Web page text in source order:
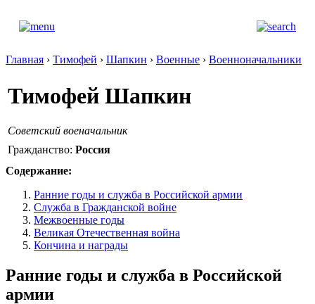
Главная › Тимофей › Шапкин › Военные › Военноначальники
Тимофей Шапкин
Советский военачальник
Гражданство: Россия
Содержание:
Ранние годы и служба в Российской армии
Служба в Гражданской войне
Межвоенные годы
Великая Отечественная война
Кончина и награды
Ранние годы и служба в Российской
армии